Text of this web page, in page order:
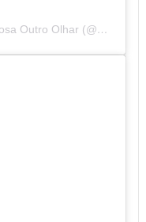
Um post compartilhado por Amargosa Outro Olhar (@amargosaoutroolhar)